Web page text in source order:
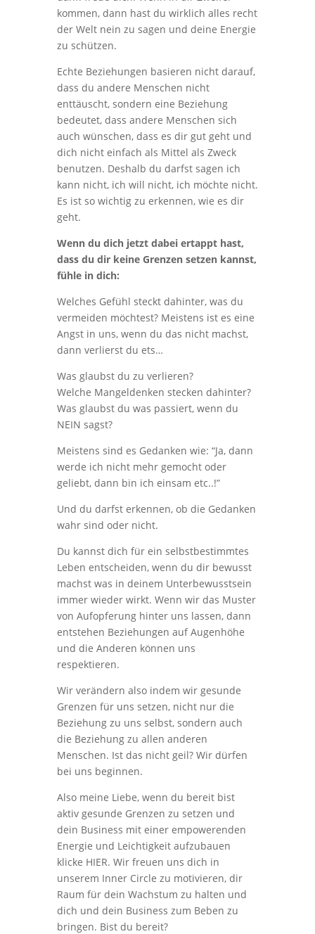
kommen, dann hast du wirklich alles recht
der Welt nein zu sagen und deine Energie
zu schützen.
Echte Beziehungen basieren nicht darauf,
dass du andere Menschen nicht
enttäuscht, sondern eine Beziehung
bedeutet, dass andere Menschen sich
auch wünschen, dass es dir gut geht und
dich nicht einfach als Mittel als Zweck
benutzen. Deshalb du darfst sagen ich
kann nicht, ich will nicht, ich möchte nicht.
Es ist so wichtig zu erkennen, wie es dir
geht.
Wenn du dich jetzt dabei ertappt hast,
dass du dir keine Grenzen setzen kannst,
fühle in dich:
Welches Gefühl steckt dahinter, was du
vermeiden möchtest? Meistens ist es eine
Angst in uns, wenn du das nicht machst,
dann verlierst du ets…
Was glaubst du zu verlieren?
Welche Mangeldenken stecken dahinter?
Was glaubst du was passiert, wenn du
NEIN sagst?
Meistens sind es Gedanken wie: “Ja, dann
werde ich nicht mehr gemocht oder
geliebt, dann bin ich einsam etc..!”
Und du darfst erkennen, ob die Gedanken
wahr sind oder nicht.
Du kannst dich für ein selbstbestimmtes
Leben entscheiden, wenn du dir bewusst
machst was in deinem Unterbewusstsein
immer wieder wirkt. Wenn wir das Muster
von Aufopferung hinter uns lassen, dann
entstehen Beziehungen auf Augenhöhe
und die Anderen können uns
respektieren.
Wir verändern also indem wir gesunde
Grenzen für uns setzen, nicht nur die
Beziehung zu uns selbst, sondern auch
die Beziehung zu allen anderen
Menschen. Ist das nicht geil? Wir dürfen
bei uns beginnen.
Also meine Liebe, wenn du bereit bist
aktiv gesunde Grenzen zu setzen und
dein Business mit einer empowerenden
Energie und Leichtigkeit aufzubauen
klicke HIER. Wir freuen uns dich in
unserem Inner Circle zu motivieren, dir
Raum für dein Wachstum zu halten und
dich und dein Business zum Beben zu
bringen. Bist du bereit?